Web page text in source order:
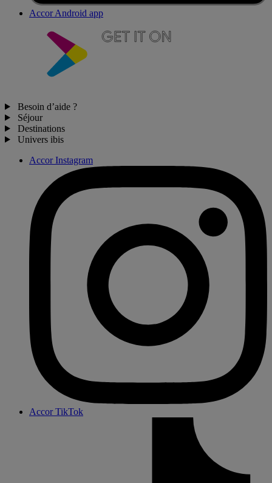
Accor Android app
Besoin d’aide ?
Séjour
Destinations
Univers ibis
Accor Instagram
Accor TikTok